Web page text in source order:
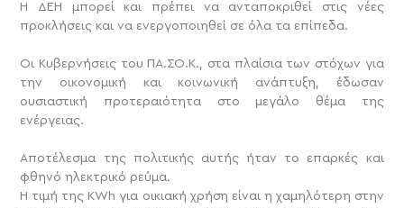
Η ΔΕΗ μπορεί και πρέπει να ανταποκριθεί στις νέες
προκλήσεις και να ενεργοποιηθεί σε όλα τα επίπεδα.
Οι Κυβερνήσεις του ΠΑ.ΣΟ.Κ., στα πλαίσια των στόχων για
την οικονομική και κοινωνική ανάπτυξη, έδωσαν
ουσιαστική προτεραιότητα στο μεγάλο θέμα της
ενέργειας.
Αποτέλεσμα της πολιτικής αυτής ήταν το επαρκές και
φθηνό ηλεκτρικό ρεύμα.
Η τιμή της KWh για οικιακή χρήση είναι η χαμηλότερη στην